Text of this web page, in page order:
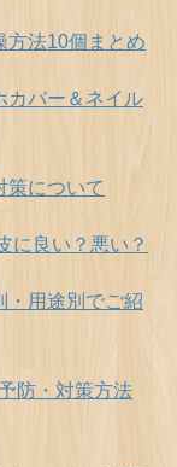
方法10個まとめ
カバー＆ネイル
策について
に良い？悪い？
・用途別でご紹
防・対策方法